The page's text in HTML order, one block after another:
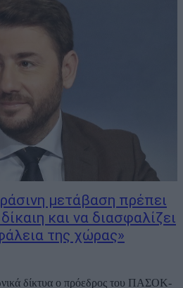
μετάβαση πρέπει
και να διασφαλίζει
της χώρας»
δίκτυα ο πρόεδρος του ΠΑΣΟΚ-